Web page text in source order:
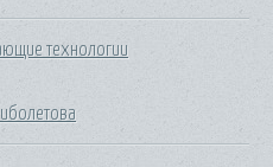
технологии